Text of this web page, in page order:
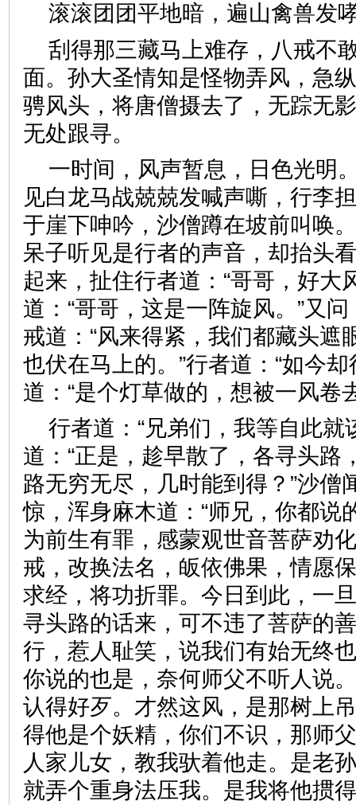
滚滚团团平地暗，遍山禽
刮得那三藏马上难存，八戒不
面。孙大圣情知是怪物弄风，急
骋风头，将唐僧摄去了，无踪无
无处跟寻。
一时间，风声暂息，日色光明
见白龙马战兢兢发喊声嘶，行李
于崖下呻吟，沙僧蹲在坡前叫唤
呆子听见是行者的声音，却抬头
起来，扯住行者道：“哥哥，好大
道：“哥哥，这是一阵旋风。”又问
戒道：“风来得紧，我们都藏头遮
也伏在马上的。”行者道：“如今
道：“是个灯草做的，想被一
行者道：“兄弟们，我等自此就
道：“正是，趁早散了，各寻头路
路无穷无尽，几时能到得？”沙僧
惊，浑身麻木道：“师兄，你都说
为前生有罪，感蒙观世音菩萨劝
戒，改换法名，皈依佛果，情愿
求经，将功折罪。今日到此，一
寻头路的话来，可不违了菩萨的
行，惹人耻笑，说我们有始无终
你说的也是，奈何师父不听人说
认得好歹。才然这风，是那树上
得他是个妖精，你们不识，那师
人家儿女，教我驮着他走。是老
就弄个重身法压我。是我将他掼